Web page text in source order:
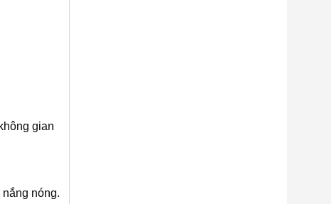
gian
nóng.